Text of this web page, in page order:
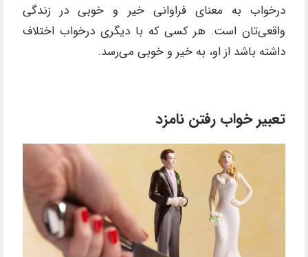
درخواب به معنای فراوانی خیر و خوبی در زندگی
واقعی‌تان است. هر کسی که با دیگری درخواب اختلاف
داشته باشد از او، به خیر و خوبی می‌رسد.
تعبیر خواب رفتن نامزد